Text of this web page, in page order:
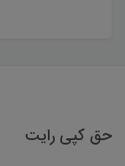
حق کپی رایت